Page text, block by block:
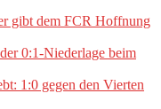
gibt dem FCR Hoffnung
0:1-Niederlage beim
1:0 gegen den Vierten